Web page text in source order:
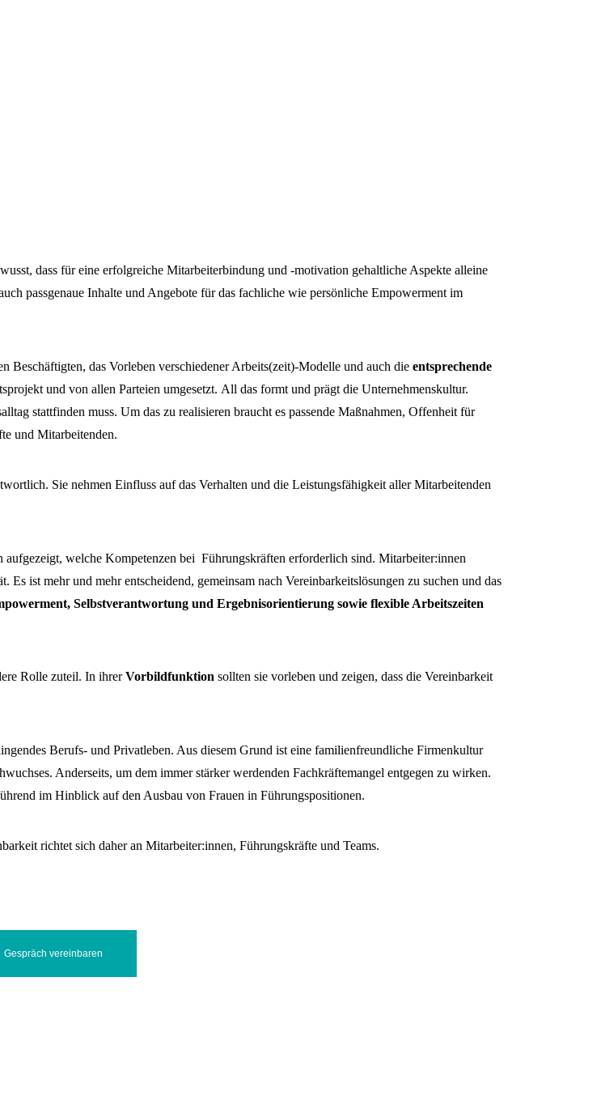
dass für eine erfolgreiche Mitarbeiterbindung und -motivation gehaltliche Aspekte alleine
passgenaue Inhalte und Angebote für das fachliche wie persönliche Empowerment im
Beschäftigten, das Vorleben verschiedener Arbeits(zeit)-Modelle und auch die entsprechende
und von allen Parteien umgesetzt. All das formt und prägt die Unternehmenskultur.
stattfinden muss. Um das zu realisieren braucht es passende Maßnahmen, Offenheit für
und Mitarbeitenden.
Sie nehmen Einfluss auf das Verhalten und die Leistungsfähigkeit aller Mitarbeitenden
welche Kompetenzen bei Führungskräften erforderlich sind. Mitarbeiter:innen
ist mehr und mehr entscheidend, gemeinsam nach Vereinbarkeitslösungen zu suchen und das
Selbstverantwortung und Ergebnisorientierung sowie flexible Arbeitszeiten
Rolle zuteil. In ihrerVorbildfunktion sollten sie vorleben und zeigen, dass die Vereinbarkeit
Berufs- und Privatleben. Aus diesem Grund ist eine familienfreundliche Firmenkultur
Anderseits, um dem immer stärker werdenden Fachkräftemangel entgegen zu wirken.
im Hinblick auf den Ausbau von Frauen in Führungspositionen.
richtet sich daher an Mitarbeiter:innen, Führungskräfte und Teams.
Gespräch vereinbaren